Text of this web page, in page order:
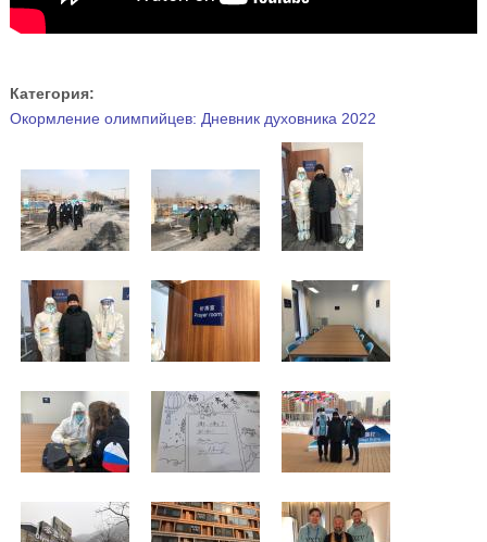
Категория:
Окормление олимпийцев: Дневник духовника 2022